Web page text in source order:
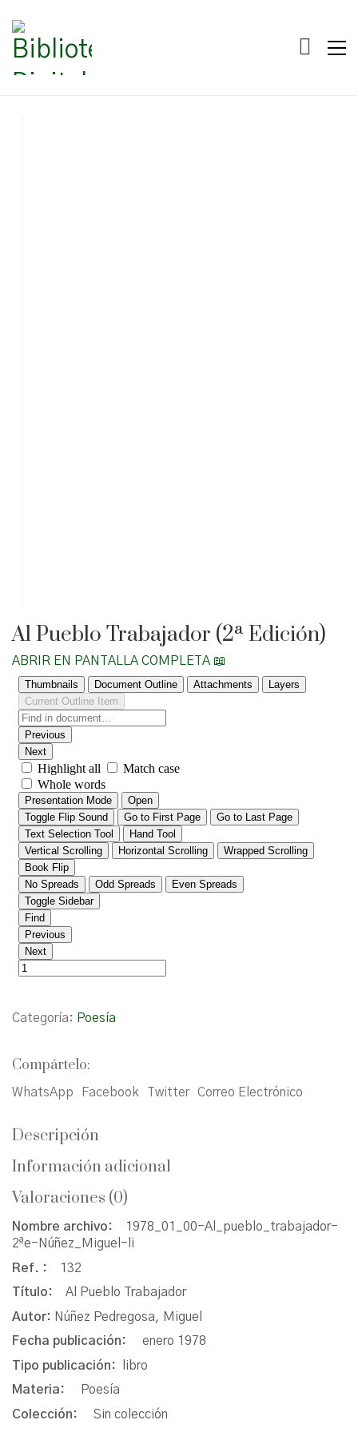
Al Pueblo Trabajador (2ª Edición)
ABRIR EN PANTALLA COMPLETA 📖
Categoría: Poesía
Compártelo:
WhatsApp Facebook Twitter Correo Electrónico
Descripción
Información adicional
Valoraciones (0)
Nombre archivo:
1978_01_00-Al_pueblo_trabajador-
2ªe-Núñez_Miguel-li
Ref. :
132
Título: Al Pueblo Trabajador
Autor: Núñez Pedregosa, Miguel
Fecha publicación: enero 1978
Tipo publicación:
libro
Materia:
Poesía
Colección: Sin colección